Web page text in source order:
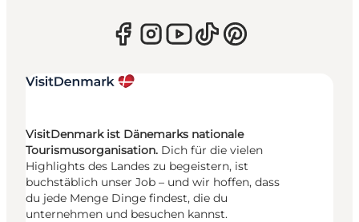
VisitDenmark ist Dänemarks nationale
Tourismusorganisation. Dich für die vielen
Highlights des Landes zu begeistern, ist
buchstäblich unser Job – und wir hoffen, dass
du jede Menge Dinge findest, die du
unternehmen und besuchen kannst.